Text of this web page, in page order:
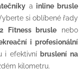
ainline brusle
si oblíbené řady
Fitness brusle nebo
i profesionální
i efektivníbruslení na
kilometru.